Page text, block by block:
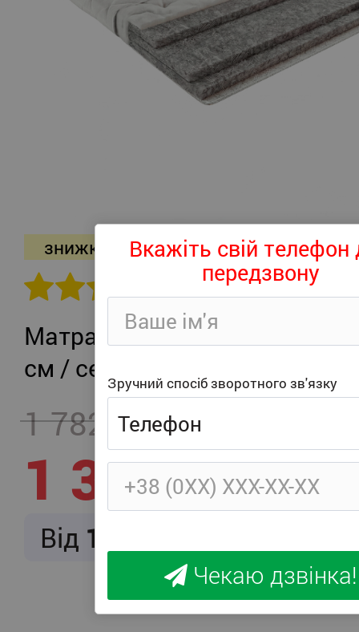
знижка -26%
302 відгуків
Матрац Persei Roll Air UP
см / середня жорсткість
1 782 - 457
1 325
Від 166
Вкажіть свій телефон
передзвону
Зручний спосіб зворотного зв'язку
Чекаю дзвінка!